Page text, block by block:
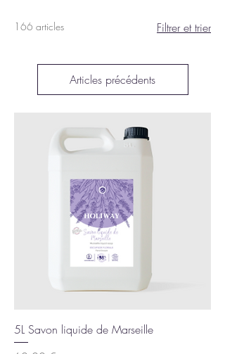
166 articles Filtrer et trier
Articles précédents
5L Savon liquide de Marseille